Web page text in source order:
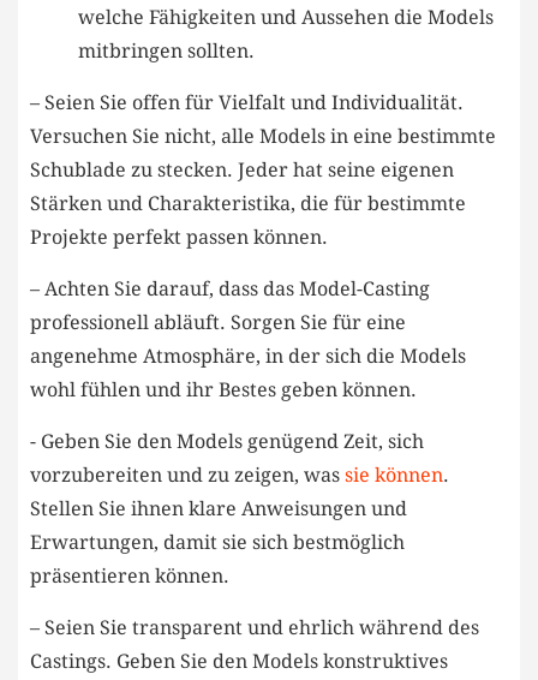
welche Fähigkeiten und Aussehen ‍die Models
mitbringen sollten.
– Seien Sie offen für Vielfalt und Individualität.
Versuchen Sie nicht, alle Models in eine bestimmte
Schublade zu stecken. Jeder ⁤hat seine eigenen
Stärken und Charakteristika, die für bestimmte
Projekte perfekt passen können.
– Achten Sie darauf, dass das Model-Casting
professionell abläuft. Sorgen Sie für eine
angenehme Atmosphäre, in der sich die ‍Models
wohl‍ fühlen und ihr Bestes⁣ geben können.
-‌ Geben‌ Sie den Models genügend Zeit, sich
⁢vorzubereiten und⁣ zu zeigen, ⁣was sie können.
Stellen Sie ihnen klare Anweisungen und
Erwartungen, damit sie sich bestmöglich
präsentieren können.
– Seien⁤ Sie transparent und ehrlich während ​des
Castings. Geben Sie den Models konstruktives